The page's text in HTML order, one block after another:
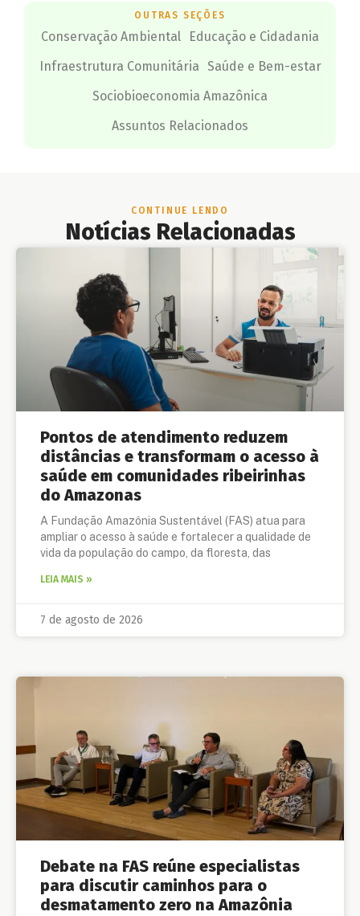
OUTRAS SEÇÕES
Conservação Ambiental
Educação e Cidadania
Infraestrutura Comunitária Saúde e Bem-estar
Sociobioeconomia Amazônica
Assuntos Relacionados
CONTINUE LENDO
Notícias Relacionadas
Pontos de atendimento reduzem
distâncias e transformam o acesso à
saúde em comunidades ribeirinhas
do Amazonas
A Fundação Amazônia Sustentável (FAS) atua para
ampliar o acesso à saúde e fortalecer a qualidade de
vida da população do campo, da floresta, das
LEIA MAIS »
7 de agosto de 2026
Debate na FAS reúne especialistas
para discutir caminhos para o
desmatamento zero na Amazônia